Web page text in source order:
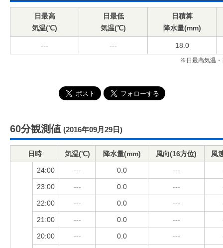
日最高
気温(℃)
日最低
気温(℃)
日積算
降水量(mm)
--- --- 18.0
※日最高気温・
60分観測値 (2016年09月29日)
日時 気温(℃) 降水量(mm) 風向(16方位) 風
24:00 --- 0.0 ---
23:00 --- 0.0 ---
22:00 --- 0.0 ---
21:00 --- 0.0 ---
20:00 --- 0.0 ---